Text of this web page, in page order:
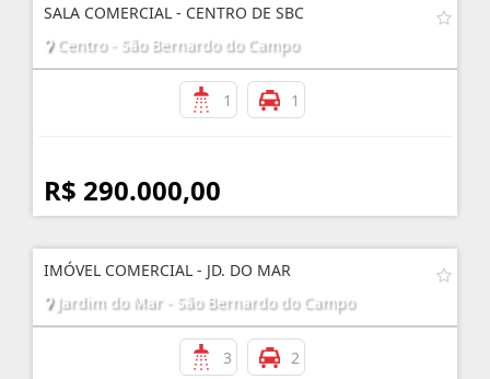
SALA COMERCIAL - CENTRO DE SBC
Centro - São Bernardo do Campo
1 1
R$ 290.000,00
IMÓVEL COMERCIAL - JD. DO MAR
Jardim do Mar - São Bernardo do Campo
3 2